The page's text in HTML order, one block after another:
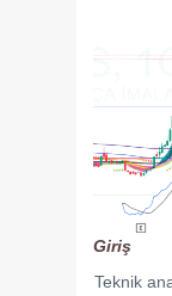
Giriş
Teknik